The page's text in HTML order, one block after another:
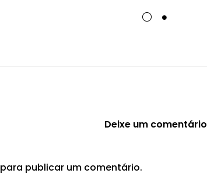
Deixe um comentário
para publicar um comentário.